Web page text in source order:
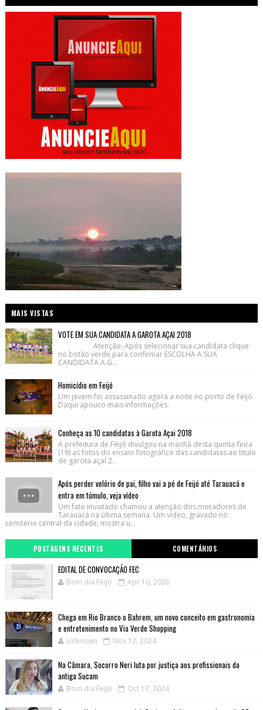
MAIS VISTAS
VOTE EM SUA CANDIDATA A GAROTA AÇAI 2018
Atenção: Após selecionar sua candidata clique
no botão verde para confirmar ESCOLHA A SUA
CANDIDATA A G...
Homicídio em Feijó
Um jovem foi assassinado agora a noite no porto de Feijó.
Daqui apouco mais informações.
Conheça as 10 candidatas à Garota Açai 2018
A prefeitura de Feijó divulgou na manhã desta quinta-feira
(19) as fotos do ensaio fotográfico das candidatas ao titulo
de garota açaí 2...
Após perder velório de pai, filho vai a pé de Feijó até Tarauacá e
entra em túmulo, veja vídeo
Um fato inusitado chamou a atenção dos moradores de
Tarauacá na última semana. Um vídeo, gravado no
cemitério central da cidade, mostra u...
POSTAGENS RECENTES COMENTÁRIOS
EDITAL DE CONVOCAÇÃO FEC
Bom dia Feijó Apr 10, 2026
Chega em Rio Branco o Bahrem, um novo conceito em gastronomia
e entretenimento no Via Verde Shopping
Unknown Nov 12, 2024
Na Câmara, Socorro Neri luta por justiça aos profissionais da
antiga Sucam
Bom dia Feijó Oct 17, 2024